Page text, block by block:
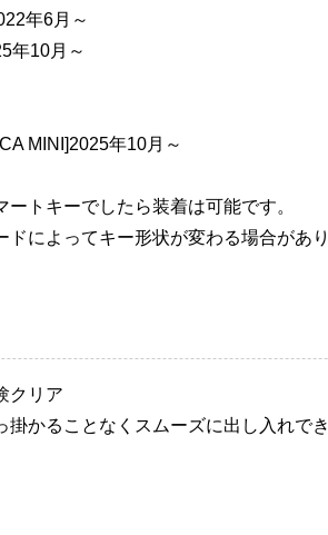
年6月～
年10月～
MINI]2025年10月～
トキーでしたら装着は可能です。
によってキー形状が変わる場合があ
クリア
かることなくスムーズに出し入れでき